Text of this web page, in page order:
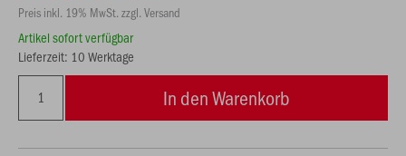
Preis inkl. 19% MwSt. zzgl. Versand
Artikel sofort verfügbar
Lieferzeit: 10 Werktage
In den Warenkorb